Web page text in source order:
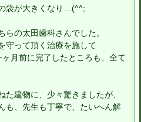
袋が大きくなり…(^^;
の太田歯科さんでした。
守って頂く治療を施して
月前に完了したところも、全て
建物に、少々驚きましたが、
も、先生も丁寧で、たいへん解